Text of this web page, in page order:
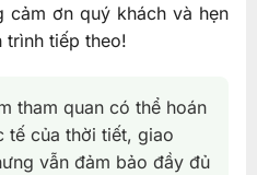
cảm ơn quý khách và hẹn
trình tiếp theo!
tham quan có thể hoán
tế của thời tiết, giao
vẫn đảm bảo đầy đủ